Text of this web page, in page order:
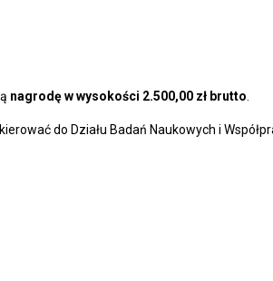
nagrodę w wysokości 2.500,00 zł brutto.
do Działu Badań Naukowych i